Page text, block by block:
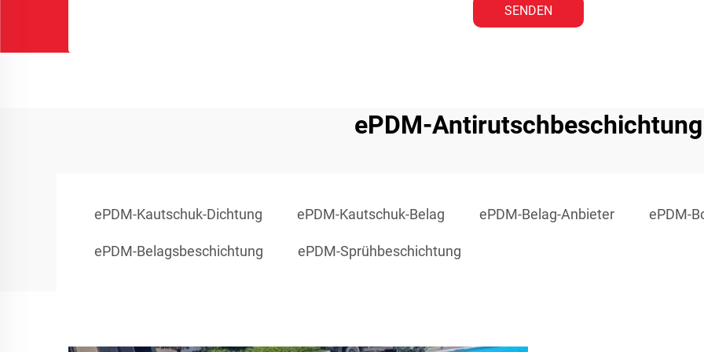
SENDEN
ePDM-Antirutschbeschichtung
ePDM-Kautschuk-Dichtung ePDM-Kautschuk-Belag ePDM-Belag-Anbieter ePDM-
ePDM-Belagsbeschichtung ePDM-Sprühbeschichtung